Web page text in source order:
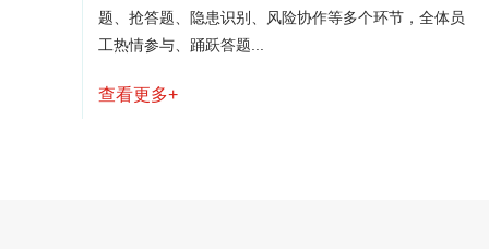
题、抢答题、隐患识别、风险协作等多个环节，全体员
工热情参与、踊跃答题...
查看更多+